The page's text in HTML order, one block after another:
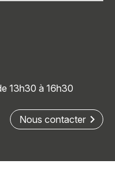
13h30 à 16h30
Nous contacter